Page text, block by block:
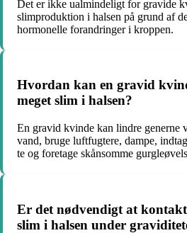
Det er ikke ualmindeligt for gravide
slimproduktion i halsen på grund af
hormonelle forandringer i kroppen.
Hvordan kan en gravid
meget slim i halsen?
En gravid kvinde kan lindre generne
vand, bruge luftfugtere, dampe,
te og foretage skånsomme
Er det nødvendigt at
slim i halsen under